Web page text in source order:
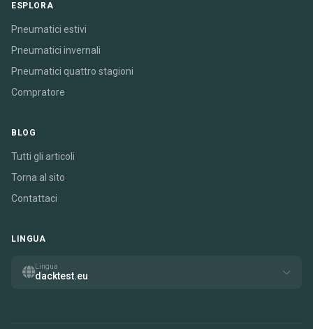
ESPLORA
Pneumatici estivi
Pneumatici invernali
Pneumatici quattro stagioni
Compratore
BLOG
Tutti gli articoli
Torna al sito
Contattaci
LINGUA
Lingua
dacktest.eu